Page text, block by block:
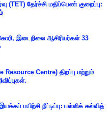
(TET) தேர்ச்சி மதிப்பெண் குறைப்பு:
இடைநிலை ஆசிரியர்கள் 33
Centre) திறப்பு மற்றும்
பயிற்சி நீட்டிப்பு: பள்ளிக் கல்வித்